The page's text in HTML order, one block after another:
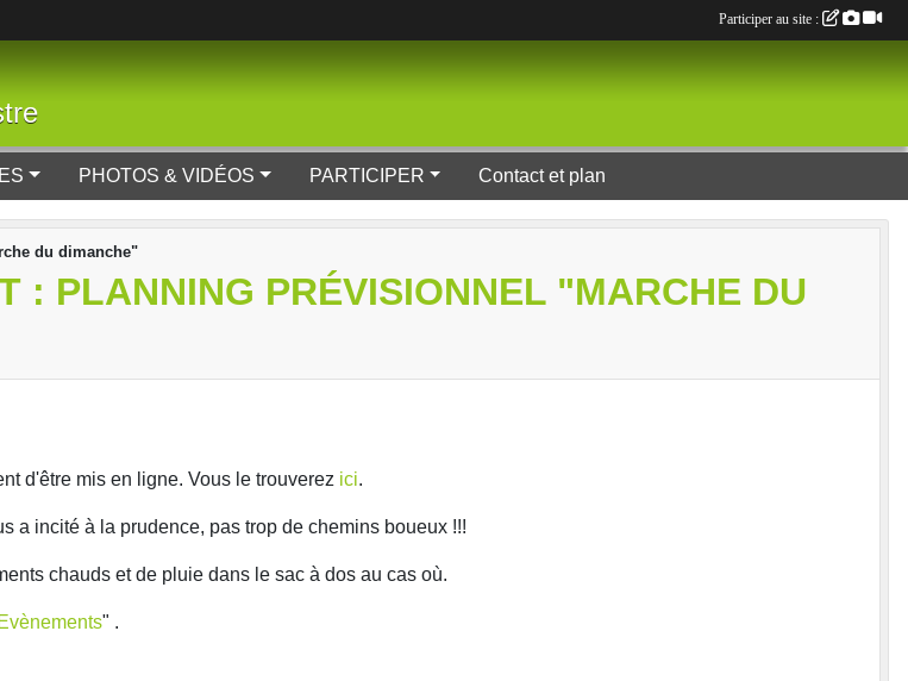
PHOTOS & VIDÉOS PARTICIPER Contact et plan
du dimanche"
: PLANNING PRÉVISIONNEL "MARCHE DU
d'être mis en ligne. Vous le trouverez ici.
a incité à la prudence, pas trop de chemins boueux !!!
chauds et de pluie dans le sac à dos au cas où.
Evènements" .
Participer au site :